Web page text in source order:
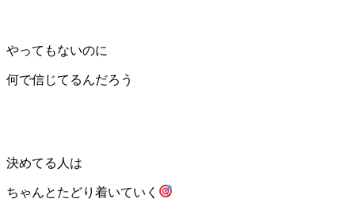
やってもないのに
何で信じてるんだろう
決めてる人は
ちゃんとたどり着いていく